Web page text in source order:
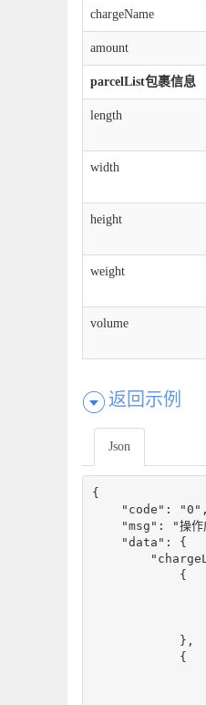
chargeName
amount
parcelList包裹信息
length
width
height
weight
volume
返回示例
Json
{
"code":
"msg": "操作
    "data": {
            {
            },
            {